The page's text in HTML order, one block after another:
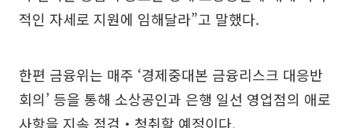
적인 자세로 지원에 임해달라”고 말했다.
한편 금융위는 매주 ‘경제중대본 금융리스크 대응반
회의’ 등을 통해 소상공인과 은행 일선 영업점의 애로
사항을 지속 점검‧청취할 예정이다.